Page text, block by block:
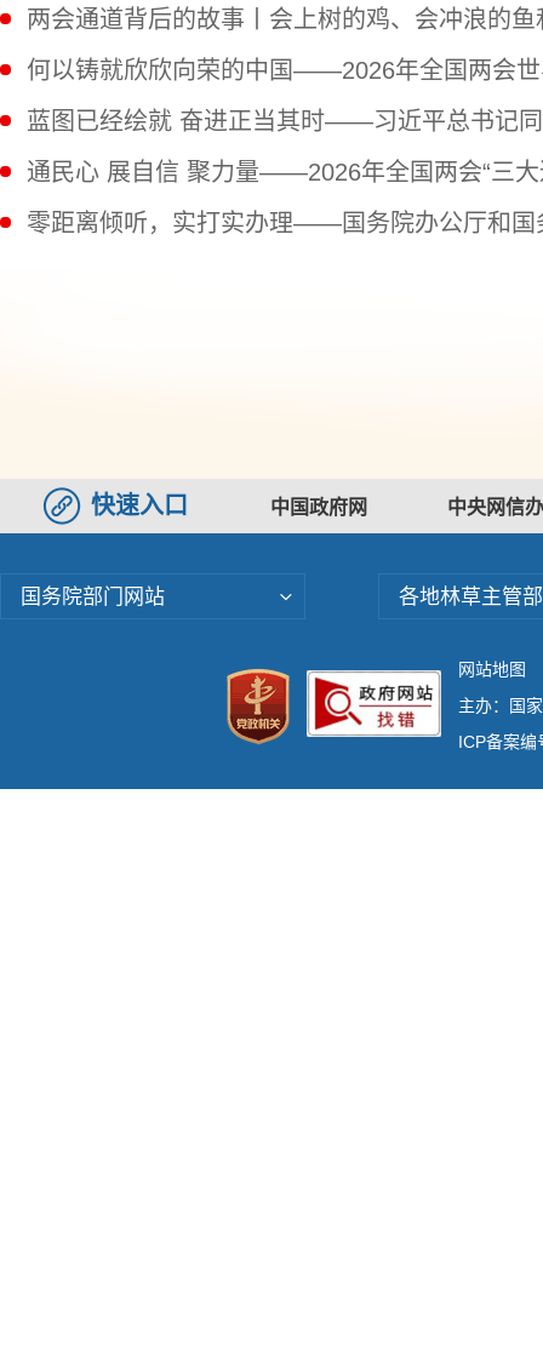
两会通道背后的故事丨会上树的鸡、会冲浪的鱼
何以铸就欣欣向荣的中国——2026年全国两会
通民心 展自信 聚力量——2026年全国两会“三大
快速入口 中国政府网 中央网信办
国务院部门网站 各地林草主管
网站地图
主办：国
ICP备案